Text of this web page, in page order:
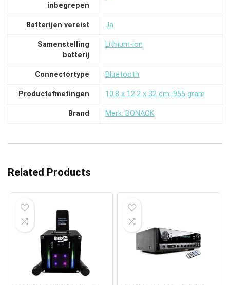
inbegrepen
Batterijen vereist ‎Ja
Samenstelling
batterij
‎Lithium-ion
Connectortype ‎Bluetooth
Productafmetingen ‎10.8 x 12.2 x 32 cm; 955 gram
Brand Merk: BONAOK
Related Products